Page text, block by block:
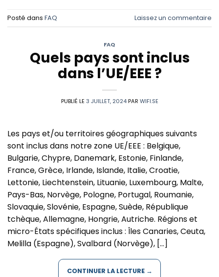
Posté dans FAQ Laissez un commentaire
FAQ
Quels pays sont inclus
dans l’UE/EEE ?
PUBLIÉ LE3 JUILLET, 2024 PAR WIFI.SE
Les pays et/ou territoires géographiques suivants
sont inclus dans notre zone UE/EEE : Belgique,
Bulgarie, Chypre, Danemark, Estonie, Finlande,
France, Grèce, Irlande, Islande, Italie, Croatie,
Lettonie, Liechtenstein, Lituanie, Luxembourg, Malte,
Pays-Bas, Norvège, Pologne, Portugal, Roumanie,
Slovaquie, Slovénie, Espagne, Suède, République
tchèque, Allemagne, Hongrie, Autriche. Régions et
micro-États spécifiques inclus : Îles Canaries, Ceuta,
Melilla (Espagne), Svalbard (Norvège), […]
CONTINUER LA LECTURE →